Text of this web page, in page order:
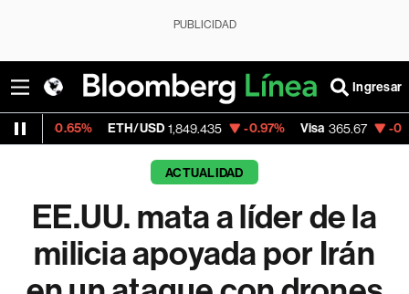
PUBLICIDAD
Ingresar
ETH/USD 1,849.435 -0.97% Visa 365.67 -0.13%
ACTUALIDAD
EE.UU. mata a líder de la
milicia apoyada por Irán